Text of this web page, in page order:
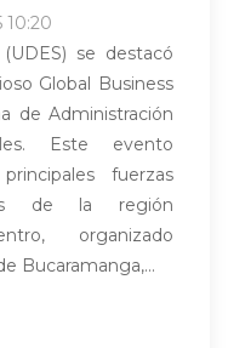
10:20
se destacó
Global Business
de Administración
Este evento
fuerzas
de la región
organizado
Bucaramanga,...